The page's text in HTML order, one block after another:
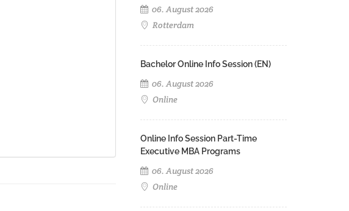
06. August 2026
Rotterdam
Bachelor Online Info Session (EN)
06. August 2026
Online
Online Info Session Part-Time
Executive MBA Programs
06. August 2026
Online